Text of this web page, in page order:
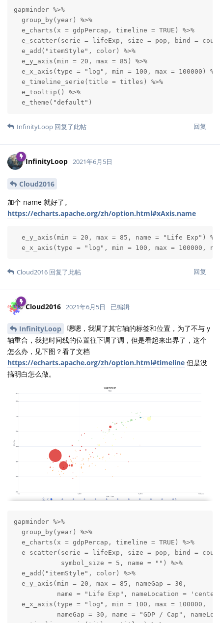
gapminder %>%
  group_by(year) %>%
  e_charts(x = gdpPercap, timeline = TRUE) %>%
e_scatter(serie = lifeExp, size = pop, bind =
  e_add("itemStyle", color) %>%
  e_y_axis(min = 20, max = 85) %>%
e_x_axis(type = "log", min = 100, max = 100000)
  e_timeline_serie(title = titles) %>%
  e_tooltip() %>%
  e_theme("default")
回复
InfinityLoop 回复了此帖
InfinityLoop 2021年6月5日
Cloud2016
加个 name 就好了。
https://echarts.apache.org/zh/option.html#xAxis.name
e_y_axis(min = 20, max = 85, name = "Life Exp")
e_x_axis(type = "log", min = 100, max = 100000,
回复
Cloud2016 回复了此帖
Cloud2016 2021年6月5日 已编辑
InfinityLoop
嗯嗯，我调了其它轴的标签和位置，为了不与 y
轴重合，我把时间线的位置往下调了调，但是看起来出界了，这个
怎么办，见下图？看了文档
https://echarts.apache.org/zh/option.html#timeline 但是没
搞明白怎么做。
gapminder %>%
  group_by(year) %>%
  e_charts(x = gdpPercap, timeline = TRUE) %>%
e_scatter(serie = lifeExp, size = pop, bind =
            symbol_size = 5, name = "") %>%
  e_add("itemStyle", color) %>%
  e_y_axis(min = 20, max = 85, nameGap = 30,
name = "Life Exp", nameLocation =
  e_x_axis(type = "log", min = 100, max = 100000,
nameGap = 30, name = "GDP / Cap",